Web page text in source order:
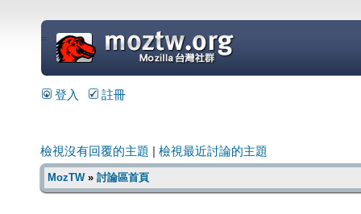
=
登入 註冊
檢視沒有回覆的主題 檢視最近討論的主題
MozTW» 討論區首頁